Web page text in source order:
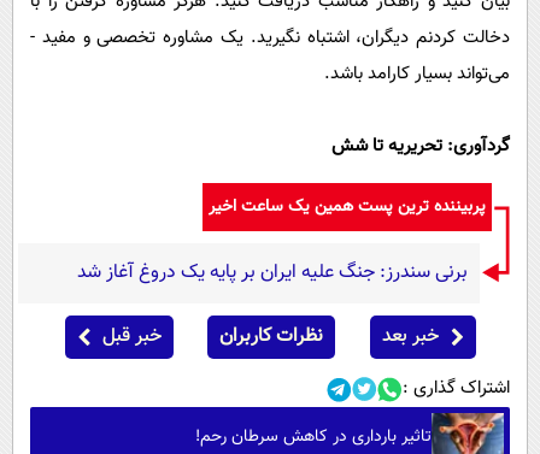
دخالت کردنم دیگران، اشتباه نگیرید. یک مشاوره تخصصی و مفید ­
می‌تواند بسیار کارامد باشد.
گردآوری: تحریریه تا شش
پربیننده ترین پست همین یک ساعت اخیر
برنی سندرز: جنگ علیه ایران بر پایه یک دروغ آغاز شد
خبر بعد نظرات کاربران خبر قبل
اشتراک گذاری :
تاثیر بارداری در کاهش سرطان رحم!